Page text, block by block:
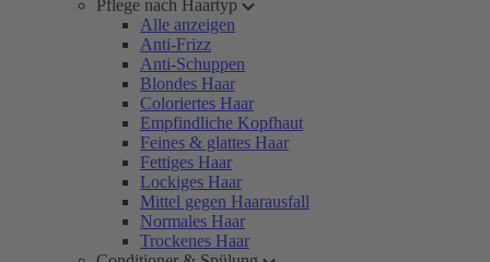
Pflege nach Haartyp
Alle anzeigen
Anti-Frizz
Anti-Schuppen
Blondes Haar
Coloriertes Haar
Empfindliche Kopfhaut
Feines & glattes Haar
Fettiges Haar
Lockiges Haar
Mittel gegen Haarausfall
Normales Haar
Trockenes Haar